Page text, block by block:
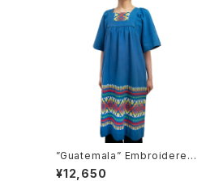
”Guatemala” Embroidered
Dress
¥12,650